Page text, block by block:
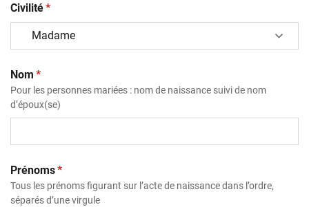
Civilité(obligatoire)
*
Nom (obligatoire)
*
Pour les personnes mariées : nom de naissance suivi de nom
d’époux(se)
Prénoms(obligatoire)
*
Tous les prénoms figurant sur l’acte de naissance dans l’ordre,
séparés d’une virgule